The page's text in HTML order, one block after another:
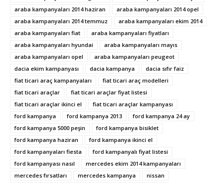
araba kampanyaları 2014 haziran
araba kampanyaları 2014 opel
araba kampanyaları 2014 temmuz
araba kampanyaları ekim 2014
araba kampanyaları fiat
araba kampanyaları fiyatları
araba kampanyaları hyundai
araba kampanyaları mayıs
araba kampanyaları opel
araba kampanyaları peugeot
dacia ekim kampanyası
dacia kampanya
dacia sıfır faiz
fiat ticari araç kampanyaları
fiat ticari araç modelleri
fiat ticari araçlar
fiat ticari araçlar fiyat listesi
fiat ticari araçlar ikinci el
fiat ticari araçlar kampanyası
ford kampanya
ford kampanya 2013
ford kampanya 24 ay
ford kampanya 5000 peşin
ford kampanya bisiklet
ford kampanya haziran
ford kampanya ikinci el
ford kampanyaları fiesta
ford kampanyalı fiyat listesi
ford kampanyası nasıl
mercedes ekim 2014 kampanyaları
mercedes fırsatları
mercedes kampanya
nissan